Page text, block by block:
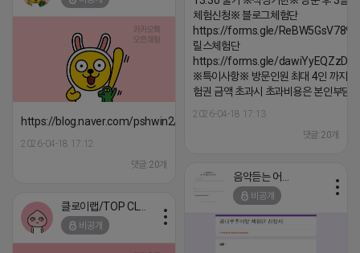
체험신청※ 블로그체험단
https://forms.gle/
릴스체험단
https://forms.gle/
※특이사항※ 방문인원 최대 4인 까지
험권 금액 초과시 초과비용은 본인부담
2026-04-18 17:13
댓글:20개
https://blog.naver.com/pshwin2/224023970047
2026-04-18 17:12
댓글:20개
비공개
비공개